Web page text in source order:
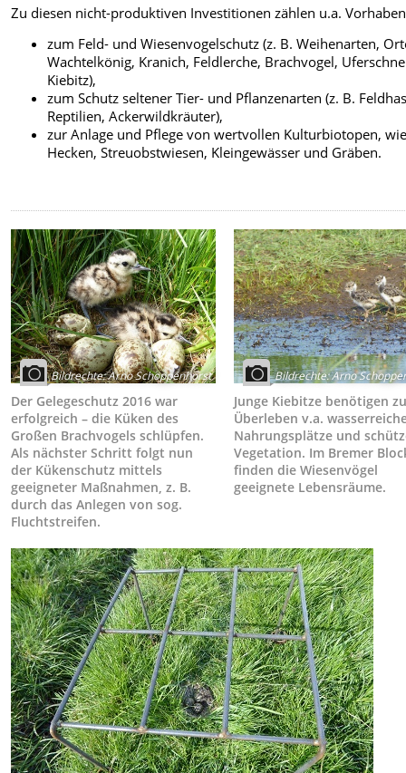
Zu diesen nicht-produktiven Investitionen zählen u.a.
zum Feld- und Wiesenvogelschutz (z. B. Weihenarten,
Wachtelkönig, Kranich, Feldlerche, Brachvogel,
Kiebitz),
zum Schutz seltener Tier- und Pflanzenarten (z. B.
Reptilien, Ackerwildkräuter),
zur Anlage und Pflege von wertvollen Kulturbiotopen,
Hecken, Streuobstwiesen, Kleingewässer und Gräben.
Bildrechte:Arno Schoppenhorst
Der Gelegeschutz 2016 war
erfolgreich – die Küken des
Großen Brachvogels schlüpfen.
Als nächster Schritt folgt nun
der Kükenschutz mittels
geeigneter Maßnahmen, z. B.
durch das Anlegen von sog.
Fluchtstreifen.
Bildrechte:Arno
Junge Kiebitze benötigen
Überleben v.a.
Nahrungsplätze und
Vegetation. Im Bremer
finden die Wiesenvögel
geeignete Lebensräume.